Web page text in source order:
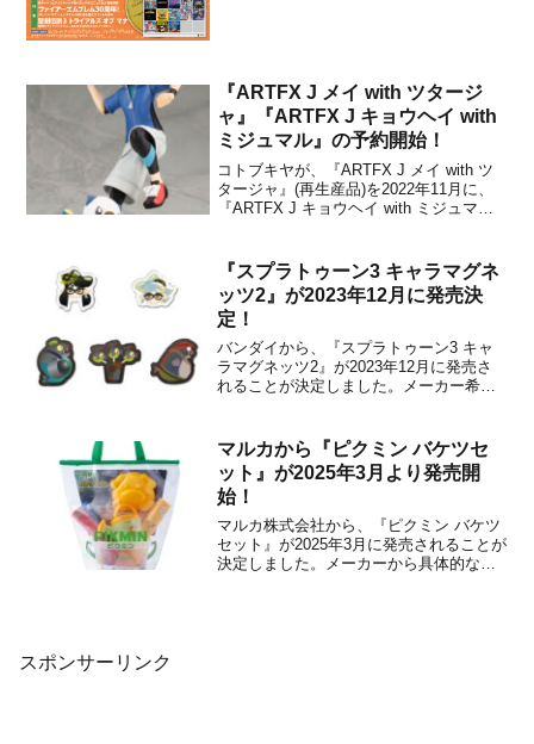
『ARTFX J メイ with ツタージ
ャ』『ARTFX J キョウヘイ with
ミジュマル』の予約開始！
コトブキヤが、『ARTFX J メイ with ツ
タージャ』(再生産品)を2022年11月に、
『ARTFX J キョウヘイ with ミジュマ
設定されています。「ARTFX J」のポケ
ットモン...
『スプラトゥーン3 キャラマグネ
ッツ2』が2023年12月に発売決
定！
バンダイから、『スプラトゥーン3 キャ
ラマグネッツ2』が2023年12月に発売さ
れることが決定しました。メーカー希望
『スプラトゥーン3 キャラマグネッツ』
の第二弾となる、『スプラトゥーン3
(Spl...
マルカから『ピクミン バケツセ
ット』が2025年3月より発売開
始！
マルカ株式会社から、『ピクミン バケツ
セット』が2025年3月に発売されることが
決定しました。メーカーから具体的な発
スポンサーリンク